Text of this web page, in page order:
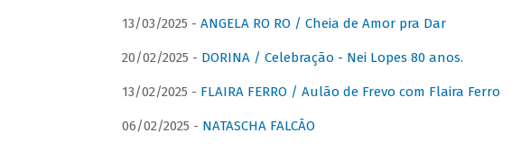
13/03/2025 - ANGELA RO RO / Cheia de Amor pra Dar
20/02/2025 - DORINA / Celebração - Nei Lopes 80 anos.
13/02/2025 - FLAIRA FERRO / Aulão de Frevo com Flaira Ferro
06/02/2025 - NATASCHA FALCÃO